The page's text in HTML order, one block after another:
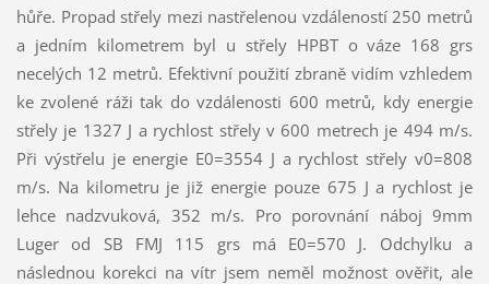
hůře. Propad střely mezi nastřelenou vzdáleností 250 metrů
a jedním kilometrem byl u střely HPBT o váze 168 grs
necelých 12 metrů. Efektivní použití zbraně vidím vzhledem
ke zvolené ráži tak do vzdálenosti 600 metrů, kdy energie
střely je 1327 J a rychlost střely v 600 metrech je 494 m/s.
Při výstřelu je energie E0=3554 J a rychlost střely v0=808
m/s. Na kilometru je již energie pouze 675 J a rychlost je
lehce nadzvuková, 352 m/s. Pro porovnání náboj 9mm
Luger od SB FMJ 115 grs má E0=570 J. Odchylku a
následnou korekci na vítr jsem neměl možnost ověřit, ale